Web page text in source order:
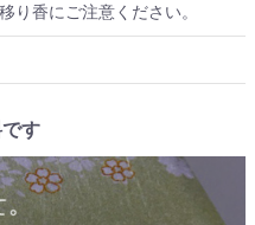
り香にご注意ください。
す